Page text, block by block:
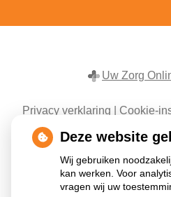
Uw Zorg
Privacy verklaring Cookie-
Deze website
Wij gebruiken
kan werken. Voor
vragen wij uw